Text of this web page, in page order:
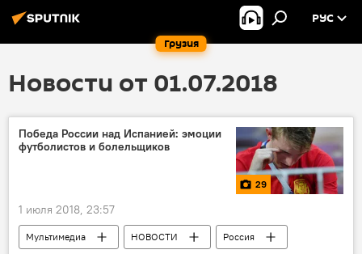
Грузия
РУС
Новости от 01.07.2018
Победа России над Испанией: эмоции
футболистов и болельщиков
29
1 июля 2018, 23:57
Мультимедиа НОВОСТИ
Россия